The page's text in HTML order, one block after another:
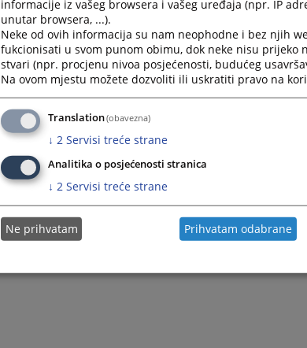
informacije iz vašeg browsera i vašeg uređaja (npr. IP
unutar browsera, ...).
Neke od ovih informacija su nam neophodne i bez njih
fukcionisati u svom punom obimu, dok neke nisu prijeko
stvari (npr. procjenu nivoa posjećenosti, budućeg
Na ovom mjestu možete dozvoliti ili uskratiti pravo na
Translation(obavezna)
↓ 2 Servisi treće strane
Analitika o posjećenosti stranica
↓ 2 Servisi treće strane
Ne prihvatam Prihvatam odabrane